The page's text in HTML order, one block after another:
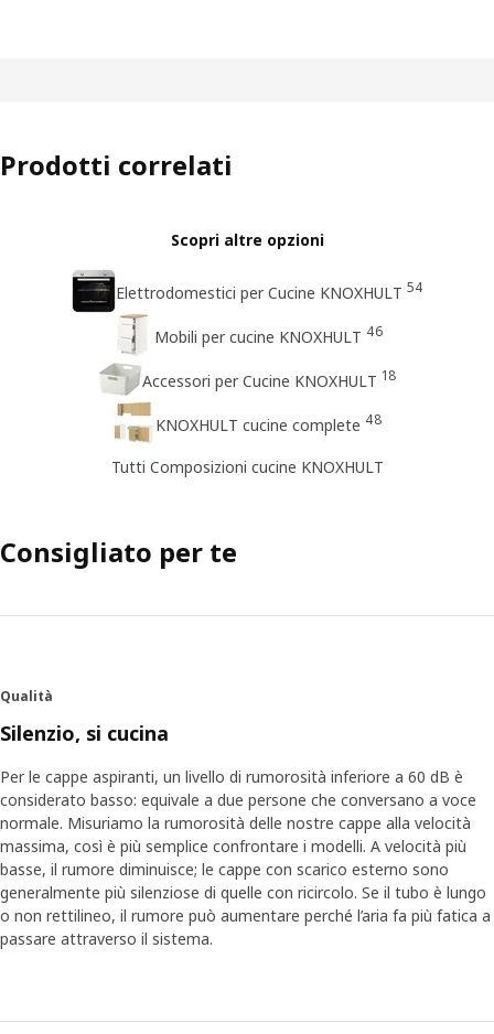
Prodotti correlati
Scopri altre opzioni
Elettrodomestici per Cucine KNOXHULT 54
Mobili per cucine KNOXHULT 46
Accessori per Cucine KNOXHULT 18
KNOXHULT cucine complete 48
Tutti Composizioni cucine KNOXHULT
Consigliato per te
Qualità
Silenzio, si cucina
Per le cappe aspiranti, un livello di rumorosità inferiore a 60 dB è
considerato basso: equivale a due persone che conversano a voce
normale. Misuriamo la rumorosità delle nostre cappe alla velocità
massima, così è più semplice confrontare i modelli. A velocità più
basse, il rumore diminuisce; le cappe con scarico esterno sono
generalmente più silenziose di quelle con ricircolo. Se il tubo è lungo
o non rettilineo, il rumore può aumentare perché l’aria fa più fatica a
passare attraverso il sistema.